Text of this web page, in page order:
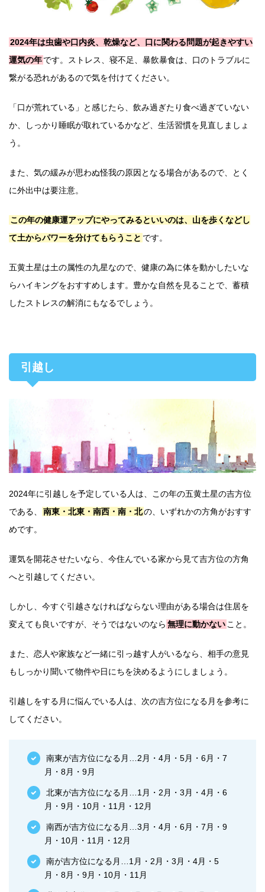
2024年は虫歯や口内炎、乾燥など、口に関わる問題が起きやすい
運気の年です。ストレス、寝不足、暴飲暴食は、口のトラブルに
繋がる恐れがあるので気を付けてください。
「口が荒れている」と感じたら、飲み過ぎたり食べ過ぎていない
か、しっかり睡眠が取れているかなど、生活習慣を見直しましょ
う。
また、気の緩みが思わぬ怪我の原因となる場合があるので、とく
に外出中は要注意。
この年の健康運アップにやってみるといいのは、山を歩くなどし
て土からパワーを分けてもらうこと です。
五黄土星は土の属性の九星なので、健康の為に体を動かしたいな
らハイキングをおすすめします。豊かな自然を見ることで、蓄積
したストレスの解消にもなるでしょう。
引越し
2024年に引越しを予定している人は、この年の五黄土星の吉方位
である、
南東・北東・南西・南・北の、いずれかの方角がおすす
めです。
運気を開花させたいなら、今住んでいる家から見て吉方位の方角
へと引越してください。
しかし、今すぐ引越さなければならない理由がある場合は住居を
変えても良いですが、そうではないのなら 無理に動かない こと。
また、恋人や家族など一緒に引っ越す人がいるなら、相手の意見
もしっかり聞いて物件や日にちを決めるようにしましょう。
引越しをする月に悩んでいる人は、次の吉方位になる月を参考に
してください。
南東が吉方位になる月…2月・4月・5月・6月・7
月・8月・9月
北東が吉方位になる月…1月・2月・3月・4月・6
月・9月・10月・11月・12月
南西が吉方位になる月…3月・4月・6月・7月・9
月・10月・11月・12月
南が吉方位になる月…1月・2月・3月・4月・5
月・8月・9月・10月・11月